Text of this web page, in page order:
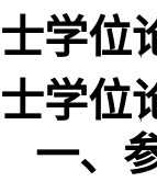
士学位
士学位
一、